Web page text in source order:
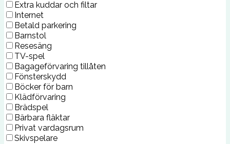
Extra kuddar och filtar
Internet
Betald parkering
Barnstol
Resesäng
TV-spel
Bagageförvaring tillåten
Fönsterskydd
Böcker för barn
Klädförvaring
Brädspel
Bärbara fläktar
Privat vardagsrum
Skivspelare